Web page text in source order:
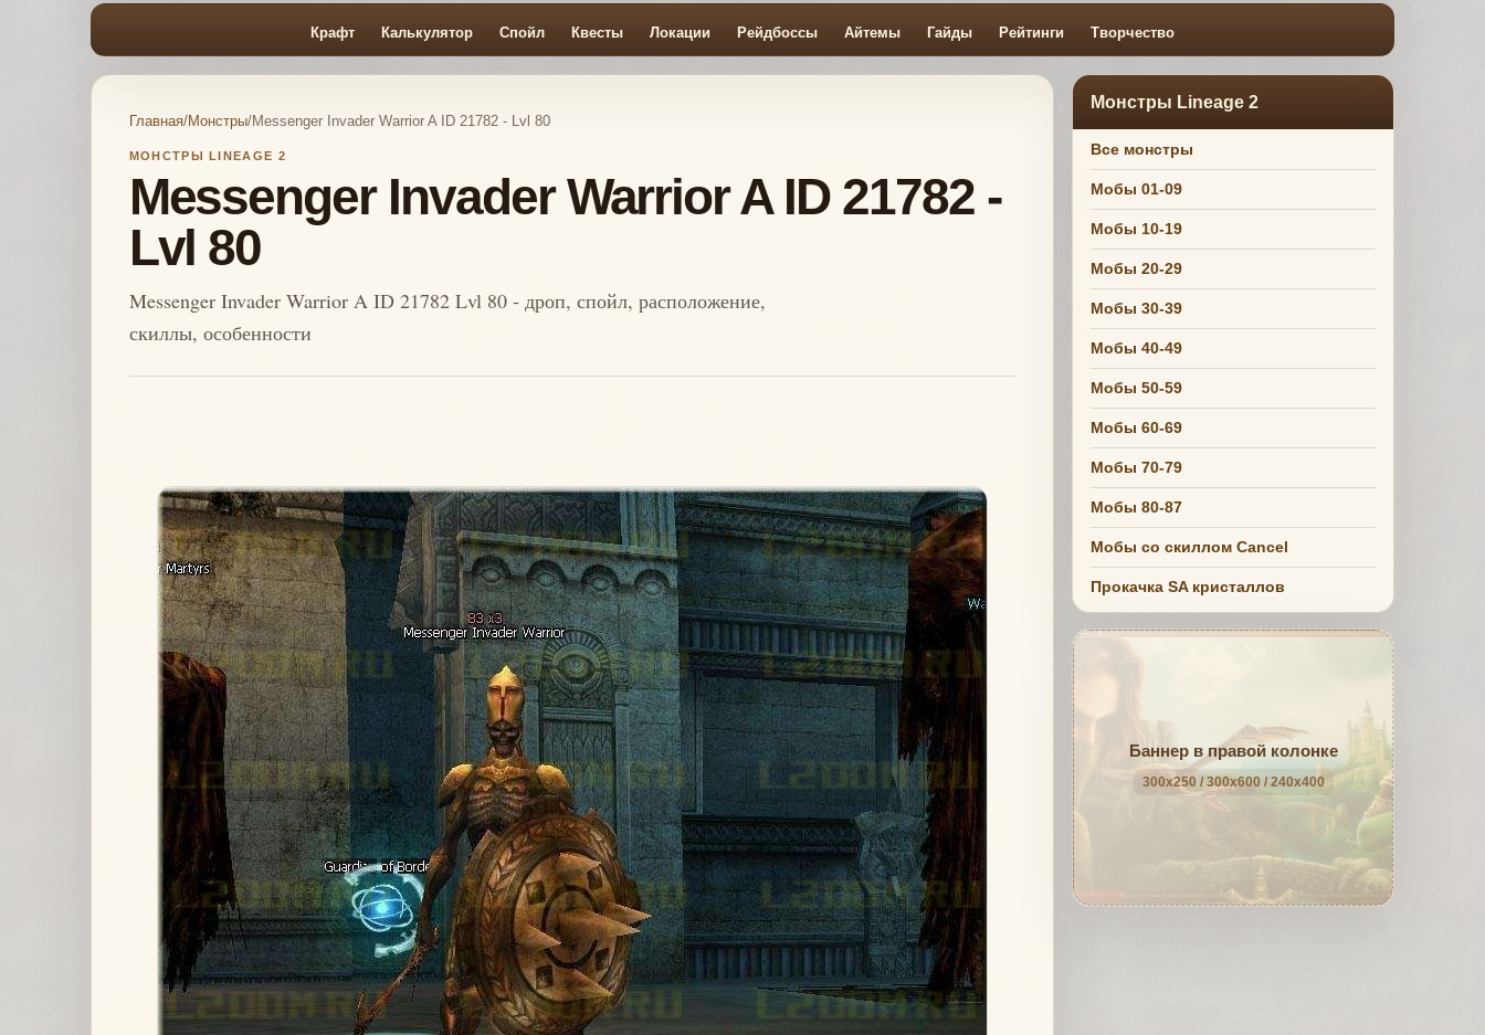
Крафт Калькулятор Спойл Квесты Локации Рейдбоссы Айтемы Гайды Рейтинги Творчество
Главная/Монстры/Messenger Invader Warrior A ID 21782 - Lvl 80
МОНСТРЫ LINEAGE 2
Messenger Invader Warrior A ID 21782 -
Lvl 80
Messenger Invader Warrior A ID 21782 Lvl 80 - дроп, спойл, расположение,
скиллы, особенности
Монстры Lineage 2
Все монстры
Мобы 01-09
Мобы 10-19
Мобы 20-29
Мобы 30-39
Мобы 40-49
Мобы 50-59
Мобы 60-69
Мобы 70-79
Мобы 80-87
Мобы со скиллом Cancel
Прокачка SA кристаллов
Баннер в правой колонке
300x250 / 300x600 / 240x400